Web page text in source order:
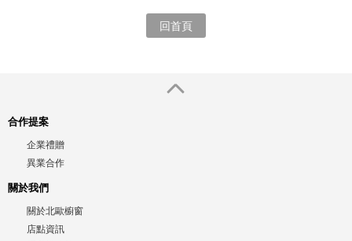
回首頁
合作提案
企業禮贈
異業合作
關於我們
關於北歐櫥窗
店點資訊